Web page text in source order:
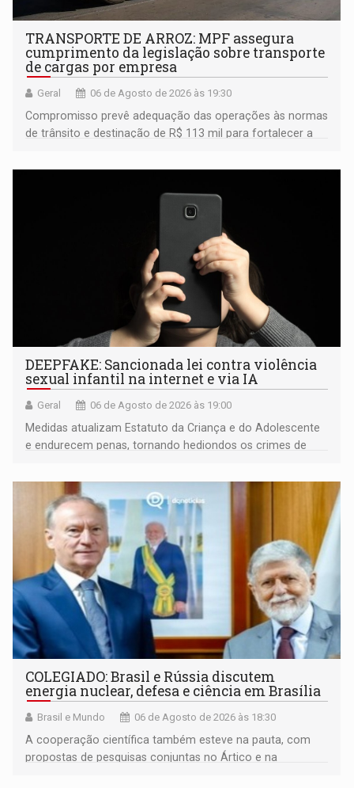
TRANSPORTE DE ARROZ: MPF assegura
cumprimento da legislação sobre transporte
de cargas por empresa
Geral 06 de Agosto de 2026 às 19:30
Compromisso prevê adequação das operações às normas
de trânsito e destinação de R$ 113 mil para fortalecer a
DEEPFAKE: Sancionada lei contra violência
sexual infantil na internet e via IA
Geral 06 de Agosto de 2026 às 19:00
Medidas atualizam Estatuto da Criança e do Adolescente
e endurecem penas, tornando hediondos os crimes de
COLEGIADO: Brasil e Rússia discutem
energia nuclear, defesa e ciência em Brasília
Brasil e Mundo 06 de Agosto de 2026 às 18:30
A cooperação científica também esteve na pauta, com
propostas de pesquisas conjuntas no Ártico e na